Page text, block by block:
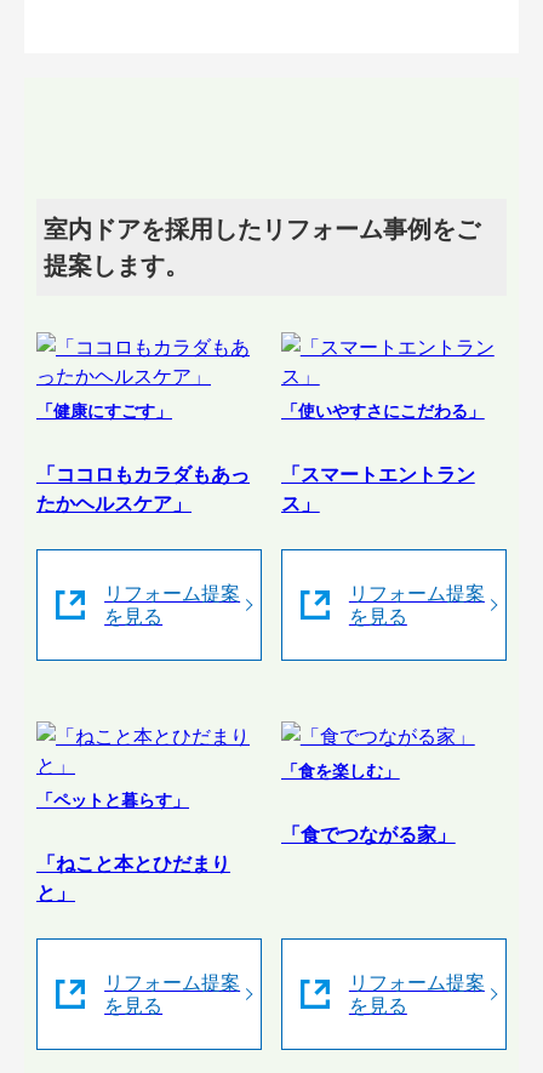
室内ドアを採用したリフォーム事例をご
提案します。
「健康にすごす」
「ココロもカラダもあっ
たかヘルスケア」
リフォーム提案
を見る
「使いやすさにこだわる」
「スマートエントラン
ス」
リフォーム提案
を見る
「ペットと暮らす」
「ねこと本とひだまり
と」
リフォーム提案
を見る
「食を楽しむ」
「食でつながる家」
リフォーム提案
を見る